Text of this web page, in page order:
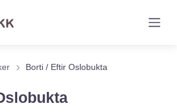
Borti / Eftir Oslobukta